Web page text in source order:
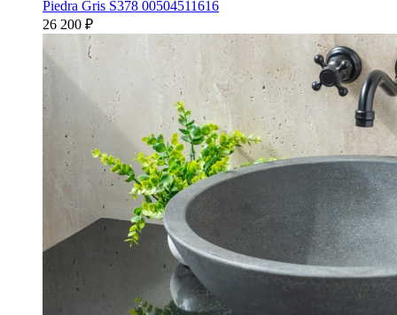
Piedra Gris S378 00504511616
26 200 ₽